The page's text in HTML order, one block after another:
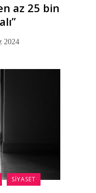
az 25 bin
2024
SIYASET